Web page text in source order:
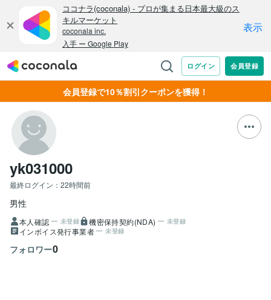
会員登録で10％割引クーポンを獲得！
yk031000
最終ログイン： 22時間前
男性
本人確認 未登録 機密保持契約(NDA) 未登録
インボイス発行事業者 未登録
フォロワー0